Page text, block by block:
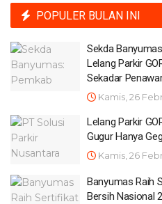
POPULER BULAN INI
Sekda
Lelang Parkir
Sekadar
Kamis, 26
Lelang Parkir
Gugur Hanya
Kamis, 26
Banyumas Raih
Bersih Nasional